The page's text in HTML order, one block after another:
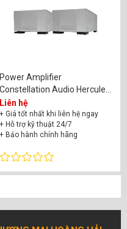
Power Amplifier
Constellation Audio Hercules
IILiên hệ
+ Giá tốt nhất khi liên hệ ngay
+ Hỗ trợ kỹ thuật 24/7
+ Bảo hành chính hãng